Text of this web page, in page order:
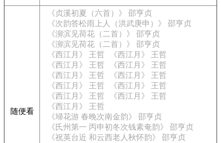
随便看
《贞溪初夏（六首）》 邵亨贞
《次韵答松雨上人（洪武庚申）》 邵亨贞
《泖滨见荷花（二首）》 邵亨贞
《泖滨见荷花（二首）》 邵亨贞
《西江月》 王哲
《西江月》 王哲
《西江月》 王哲
《西江月》 王哲
《西江月》 王哲
《西江月》 王哲
《西江月》 王哲
《西江月》 王哲
《西江月》 王哲
《西江月》 王哲
《西江月》 王哲
《埽花游 春晚次南金韵》 邵亨贞
《氏州第一 丙申初冬次钱素奄韵》 邵亨贞
《祝英台近 和云西老人秋怀韵》 邵亨贞